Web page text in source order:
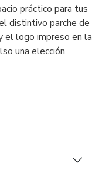
práctico para tus
distintivo parche de
el logo impreso en la
una elección